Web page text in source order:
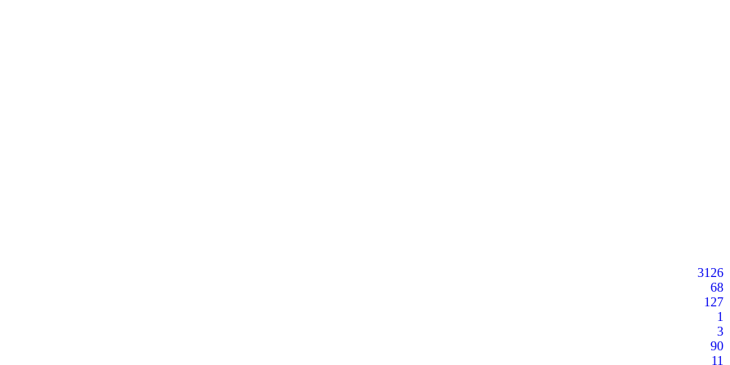
3126
68
127
1
3
90
11